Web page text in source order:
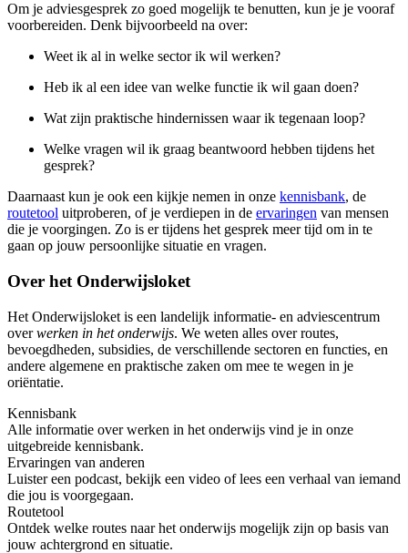
Om je adviesgesprek zo goed mogelijk te benutten, kun je je vooraf
voorbereiden. Denk bijvoorbeeld na over:
Weet ik al in welke sector ik wil werken?
Heb ik al een idee van welke functie ik wil gaan doen?
Wat zijn praktische hindernissen waar ik tegenaan loop?
Welke vragen wil ik graag beantwoord hebben tijdens het
gesprek?
Daarnaast kun je ook een kijkje nemen in onze kennisbank, de
routetool uitproberen, of je verdiepen in de ervaringen van mensen
die je voorgingen. Zo is er tijdens het gesprek meer tijd om in te
gaan op jouw persoonlijke situatie en vragen.
Over het Onderwijsloket
Het Onderwijsloket is een landelijk informatie- en adviescentrum
overwerken in het onderwijs. We weten alles over routes,
bevoegdheden, subsidies, de verschillende sectoren en functies, en
andere algemene en praktische zaken om mee te wegen in je
oriëntatie.
Kennisbank
Alle informatie over werken in het onderwijs vind je in onze
uitgebreide kennisbank.
Ervaringen van anderen
Luister een podcast, bekijk een video of lees een verhaal van iemand
die jou is voorgegaan.
Routetool
Ontdek welke routes naar het onderwijs mogelijk zijn op basis van
jouw achtergrond en situatie.